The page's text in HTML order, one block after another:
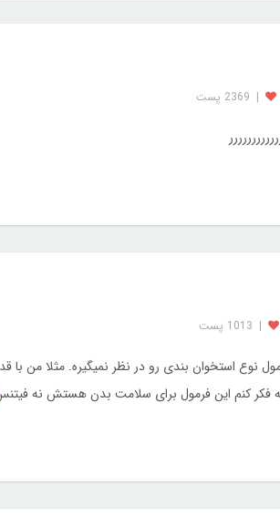
| 2369 پست
| 1013 پست
فکر کنم این فرمول برای سلامت بدن هستش نه